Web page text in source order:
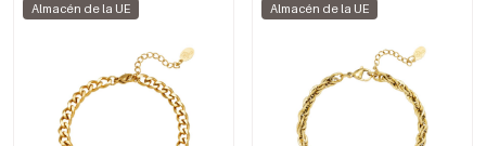
Almacén de la UE Almacén de la UE